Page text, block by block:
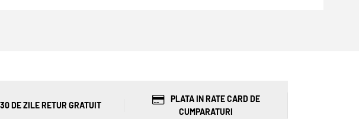
30 DE ZILE RETUR GRATUIT
PLATA IN RATE CARD DE
CUMPARATURI